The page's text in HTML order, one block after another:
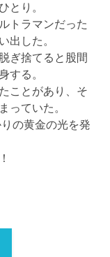
とり。
トラマンだった
出した。
ぎ捨てると股間
する。
ことがあり、そ
っていた。
の黄金の光を発